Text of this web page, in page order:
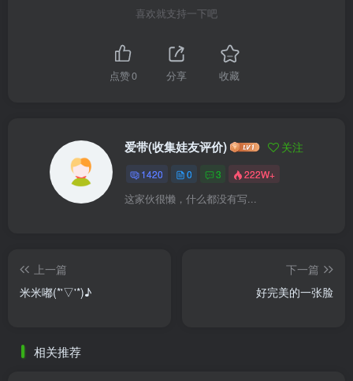
喜欢就支持一下吧
点赞0 分享 收藏
爱带(收集娃友评价) 关注
1420 0 3 222W+
这家伙很懒，什么都没有写...
上一篇
米米嘟(*'▽'*)♪
下一篇
好完美的一张脸
相关推荐